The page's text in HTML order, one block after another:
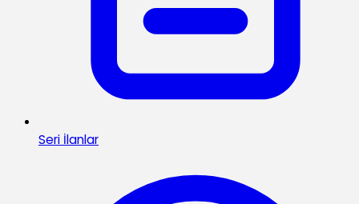
Seri İlanlar